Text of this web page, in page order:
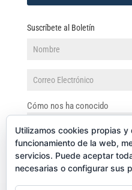
Suscríbete al Boletín
Cómo nos ha conocido
Utilizamos cookies propias
funcionamiento de la web,
servicios. Puede aceptar
necesarias o configurar sus